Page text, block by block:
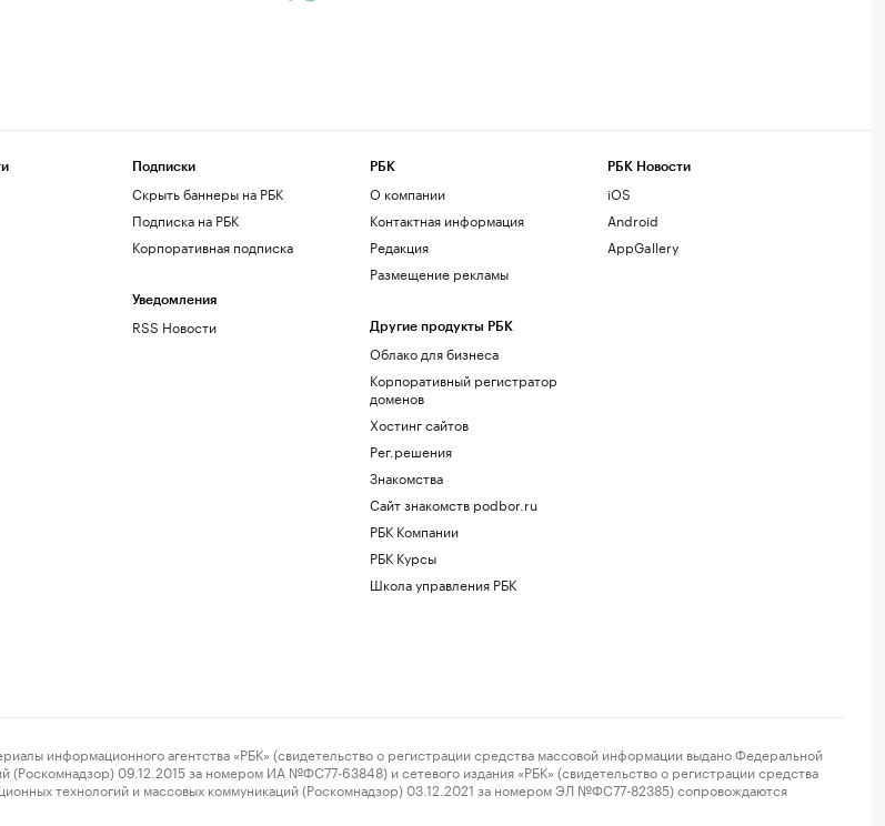
Подписки
Скрыть баннеры на РБК
Подписка на РБК
Корпоративная подписка
Уведомления
RSS Новости
РБК
О компании
Контактная информация
Редакция
Размещение рекламы
Другие продукты РБК
Облако для бизнеса
Корпоративный регистратор
доменов
Хостинг сайтов
Рег.решения
Знакомства
Сайт знакомств podbor.ru
РБК Компании
РБК Курсы
Школа управления РБК
РБК Новости
iOS
Android
AppGallery
агентства «РБК» (свидетельство о регистрации средства массовой информации выдано Федеральной
09.12.2015 за номером ИА №ФС77-63848) и сетевого издания «РБК» (свидетельство о регистрации средства
технологий и массовых коммуникаций (Роскомнадзор) 03.12.2021 за номером ЭЛ №ФС77-82385) сопровождаются